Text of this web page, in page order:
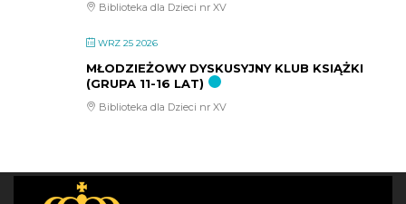
Biblioteka dla Dzieci nr XV
WRZ 25 2026
MŁODZIEŻOWY DYSKUSYJNY KLUB KSIĄŻKI
(GRUPA 11-16 LAT)
Biblioteka dla Dzieci nr XV